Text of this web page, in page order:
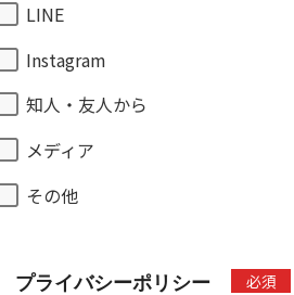
LINE
Instagram
知人・友人から
メディア
その他
プライバシーポリシー 必須